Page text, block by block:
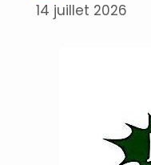
14 juillet 2026